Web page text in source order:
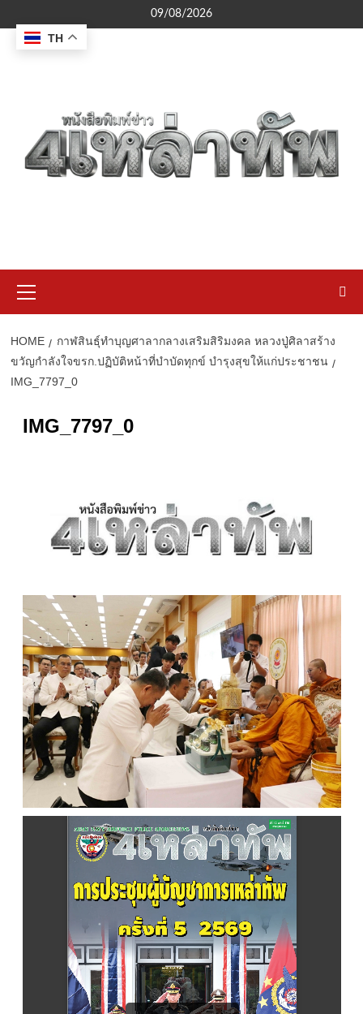
to
content
09/08/2026
Menu
HOME
กาฬสินธุ์ทำบุญศาลากลางเสริมสิริมงคล หลวงปู่ศิลาสร้าง
ขวัญกำลังใจขรก.ปฏิบัติหน้าที่บำบัดทุกข์ บำรุงสุขให้แก่ประชาชน
IMG_7797_0
IMG_7797_0
TH